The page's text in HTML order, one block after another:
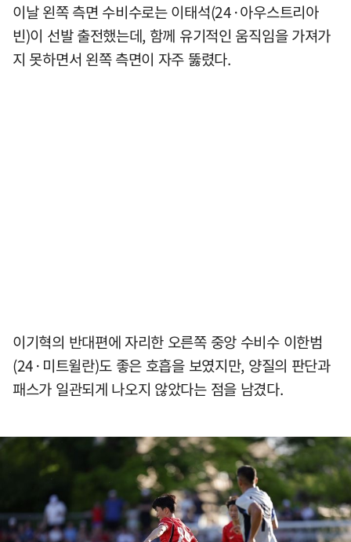
이날 왼쪽 측면 수비수로는 이태석(24·아우스트리아
빈)이 선발 출전했는데, 함께 유기적인 움직임을 가져가
지 못하면서 왼쪽 측면이 자주 뚫렸다.
이기혁의 반대편에 자리한 오른쪽 중앙 수비수 이한범
(24·미트윌란)도 좋은 호흡을 보였지만, 양질의 판단과
패스가 일관되게 나오지 않았다는 점을 남겼다.